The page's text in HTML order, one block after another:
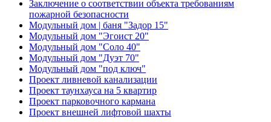
Заключение о соответствии объекта требованиям
пожарной безопасности
Модульный дом | баня "Задор 15"
Модульный дом "Эгоист 20"
Модульный дом "Соло 40"
Модульный дом "Дуэт 70"
Модульный дом "под ключ"
Проект ливневой канализации
Проект таунхауса на 5 квартир
Проект парковочного кармана
Проект внешней лифтовой шахты